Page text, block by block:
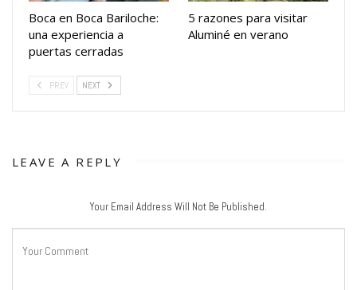
Boca en Boca Bariloche:
una experiencia a
puertas cerradas
5 razones para visitar
Aluminé en verano
PREV NEXT
LEAVE A REPLY
Your Email Address Will Not Be Published.